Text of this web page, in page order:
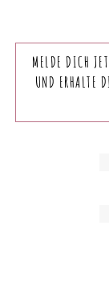
MELDE DICH
UND ERHALTE